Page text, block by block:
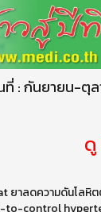
ที่ : กันยายน-
ยาลดความดันโลหิต
to-control